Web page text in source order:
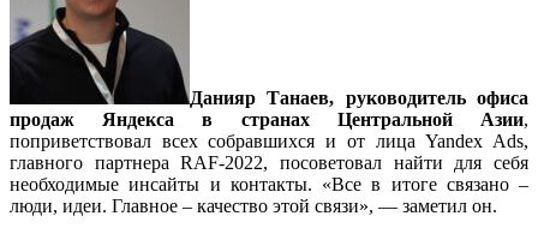
Данияр Танаев, руководитель офиса
продаж Яндекса в странах Центральной Азии,
поприветствовал всех собравшихся и от лица Yandex Ads,
главного партнера RAF-2022, посоветовал найти для себя
необходимые инсайты и контакты. «Все в итоге связано –
люди, идеи. Главное – качество этой связи», — заметил он.